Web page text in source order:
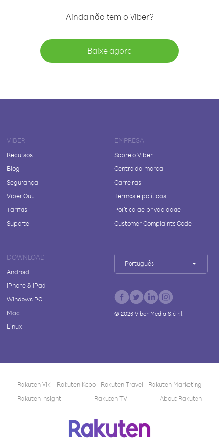
Ainda não tem o Viber?
Baixe agora
VIBER
Recursos
Blog
Segurança
Viber Out
Tarifas
Suporte
EMPRESA
Sobre o Viber
Centro da marca
Carreiras
Termos e políticas
Política de privacidade
Customer Complaints Code
DOWNLOAD
Android
iPhone & iPad
Windows PC
Mac
Linux
Português
© 2026Viber Media S.à r.l.
Rakuten Viki Rakuten Kobo Rakuten Travel
Rakuten Marketing
Rakuten Insight
Rakuten TV About Rakuten